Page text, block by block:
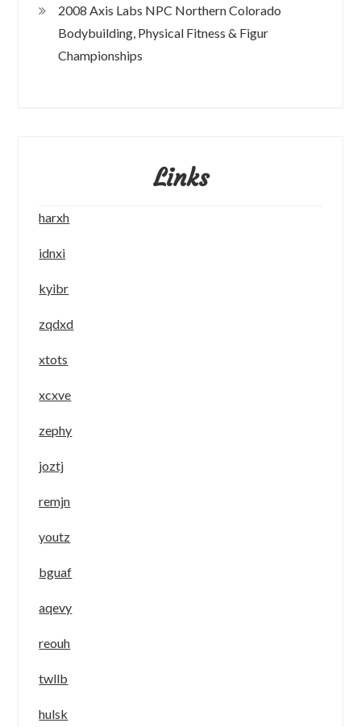
2008 Axis Labs NPC Northern Colorado
Bodybuilding, Physical Fitness & Figur
Championships
Links
harxh
idnxi
kyibr
zqdxd
xtots
xcxve
zephy
joztj
remjn
youtz
bguaf
aqevy
reouh
twllb
hulsk